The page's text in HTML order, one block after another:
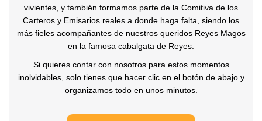
vivientes, y también formamos parte de la Comitiva de los
Carteros y Emisarios reales a donde haga falta, siendo los
más fieles acompañantes de nuestros queridos Reyes Magos
en la famosa cabalgata de Reyes.
Si quieres contar con nosotros para estos momentos
inolvidables, solo tienes que hacer clic en el botón de abajo y
organizamos todo en unos minutos.